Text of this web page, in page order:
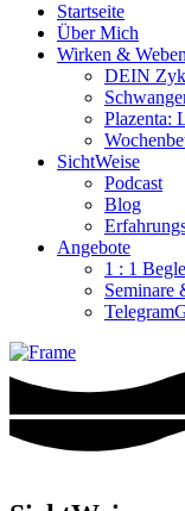
Startseite
Über Mich
Wirken & Weben
DEIN
Plazenta:
SichtWeise
Podcast
Blog
Angebote
1 : 1
Seminare